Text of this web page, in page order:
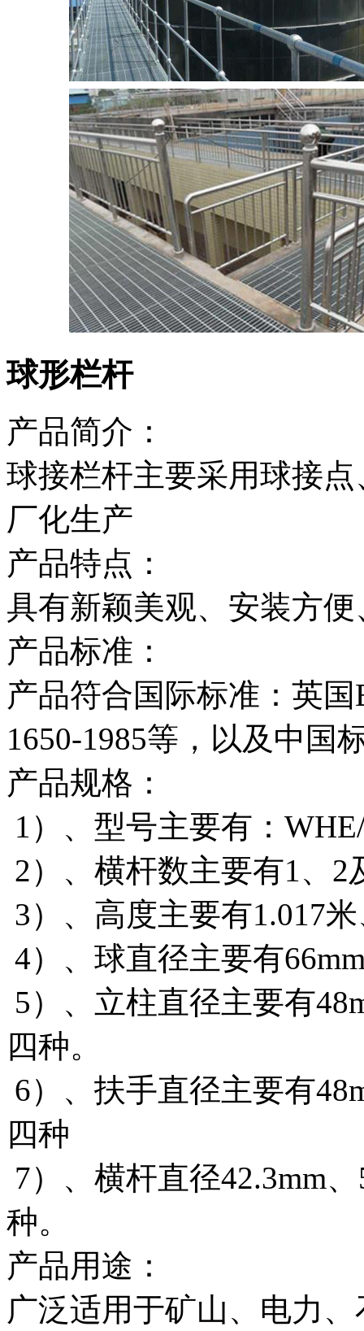
球形栏杆
产品简介：
球接栏杆主要采用球接
厂化生产
产品特点：
具有新颖美观、安装方
产品标准：
产品符合国际标准：英国
1650-1985等，以及中国
产品规格：
1）、型号主要有：
2）、横杆数主要有1、2
3）、高度主要有1.017
4）、球直径主要有
5）、立柱直径主要有
四种。
6）、扶手直径主要有
四种
7）、横杆直径42.3mm
种。
产品用途：
广泛适用于矿山、电力